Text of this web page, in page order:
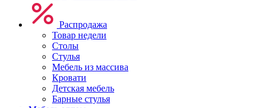
Распродажа
Товар недели
Столы
Стулья
Мебель из массива
Кровати
Детская мебель
Барные стулья